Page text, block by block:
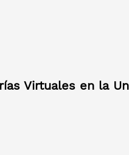
Virtuales en la